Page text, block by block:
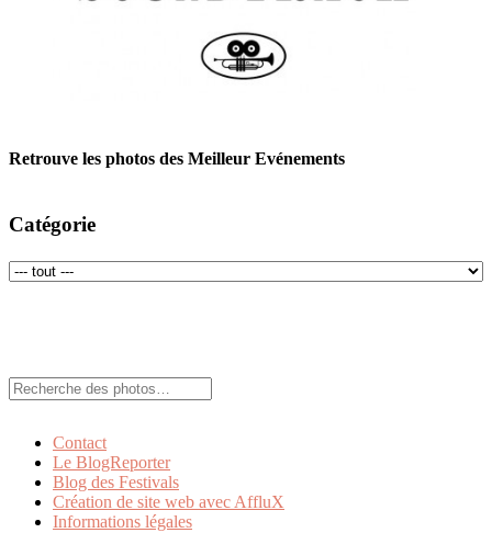
Retrouve les photos des Meilleur Evénements
Catégorie
Rechercher:
Contact
Le BlogReporter
Blog des Festivals
Création de site web avec AffluX
Informations légales